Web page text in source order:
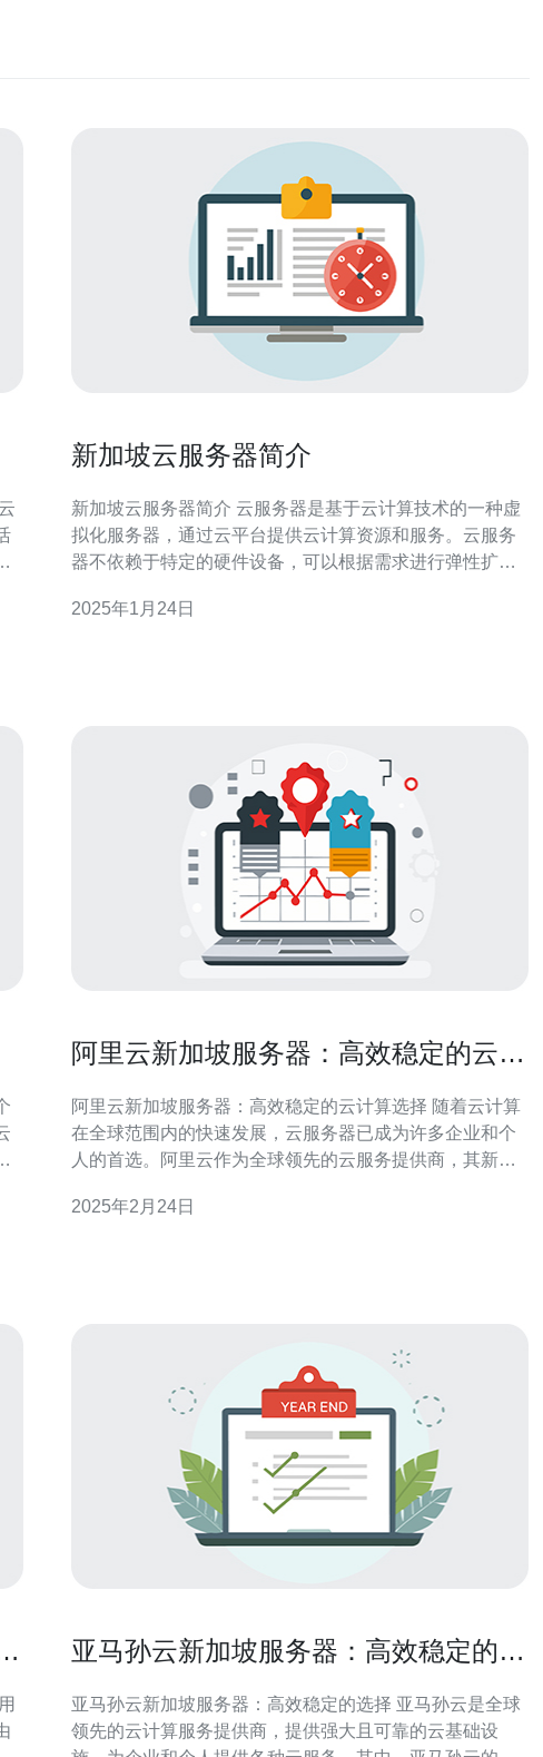
新加坡云服务器简介
新加坡云服务器简介 云服务器是基于云计算技术的一种虚
拟化服务器，通过云平台提供云计算资源和服务。云服务
器不依赖于特定的硬件设备，可以根据需求进行弹性扩展
下优势： 地理位置优越：新加坡位于东南亚重要的网络节
2025年1月24日
阿里云新加坡服务器：高效稳定的云计
阿里云新加坡服务器：高效稳定的云计算选择 随着云计算
在全球范围内的快速发展，云服务器已成为许多企业和个
人的首选。阿里云作为全球领先的云服务提供商，其新加
阿里云新加坡服务器的优势和适用场景。 阿里云新加坡服
2025年2月24日
亚马孙云新加坡服务器：高效稳定的选
亚马孙云新加坡服务器：高效稳定的选择 亚马孙云是全球
领先的云计算服务提供商，提供强大且可靠的云基础设